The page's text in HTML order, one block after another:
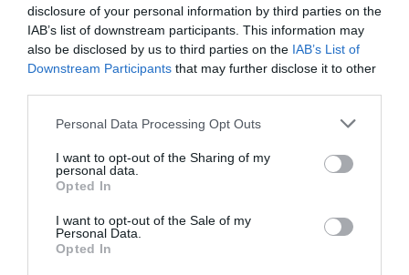
disclosure of your personal information by third parties on the
IAB’s list of downstream participants. This information may
also be disclosed by us to third parties on the IAB’s List of
Downstream Participants that may further disclose it to other
Personal Data Processing Opt Outs
I want to opt-out of the Sharing of my
personal data.
Opted In
I want to opt-out of the Sale of my
Personal Data.
Opted In
TARIFFE
Grand Hotel Excelsior
6.31 kmdal centro
Eccellente 9.3
5.82 km dal centro